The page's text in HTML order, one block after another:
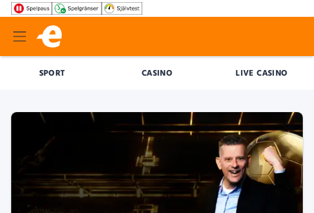
SPORT CASINO LIVE CASINO